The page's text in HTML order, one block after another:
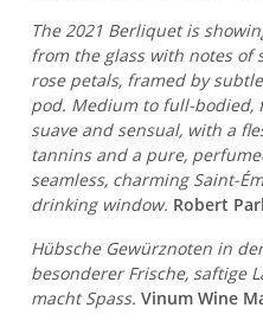
The 2021 Berliquet is
from the glass with notes of
rose petals, framed by
pod. Medium to full-bodied,
suave and sensual, with a
tannins and a pure,
seamless, charming Saint-
drinking window. Robert
Hübsche Gewürznoten in
besonderer Frische, saftige
macht Spass.Vinum Wine